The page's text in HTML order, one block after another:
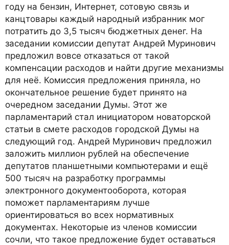
году на бензин, Интернет, сотовую связь и
канцтовары каждый народный избранник мог
потратить до 3,5 тысяч бюджетных денег. На
заседании комиссии депутат Андрей Муринович
предложил вовсе отказаться от такой
компенсации расходов и найти другие механизмы
для неё. Комиссия предложения приняла, но
окончательное решение будет принято на
очередном заседании Думы. Этот же
парламентарий стал инициатором новаторской
статьи в смете расходов городской Думы на
следующий год. Андрей Муринович предложил
заложить миллион рублей на обеспечение
депутатов планшетными компьютерами и ещё
500 тысяч на разработку программы
электронного документооборота, которая
поможет парламентариям лучше
ориентироваться во всех нормативных
документах. Некоторые из членов комиссии
сочли, что такое предложение будет оставаться